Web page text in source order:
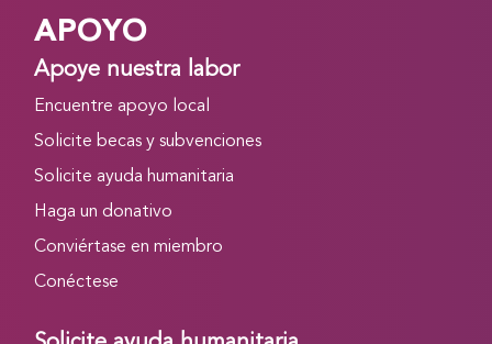
APOYO
Apoye nuestra labor
Encuentre apoyo local
Solicite becas y subvenciones
Solicite ayuda humanitaria
Haga un donativo
Conviértase en miembro
Conéctese